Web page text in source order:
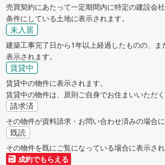
売買契約にあたって一定期間内に特定の建設会
条件にしている土地に表示されます。
未入居
建築工事完了日から1年以上経過したものの、
表示されます。
賃貸中
賃貸中の物件に表示されます。
賃貸中の物件は、原則ご自身でお住まいいただく
請求済
その物件が資料請求・お問い合わせ済みの場合に
既読
その物件を既にご覧になっている場合に表示され
成約でもらえる